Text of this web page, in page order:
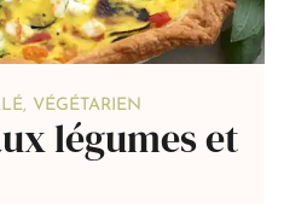
, VÉGÉTARIEN
légumes et